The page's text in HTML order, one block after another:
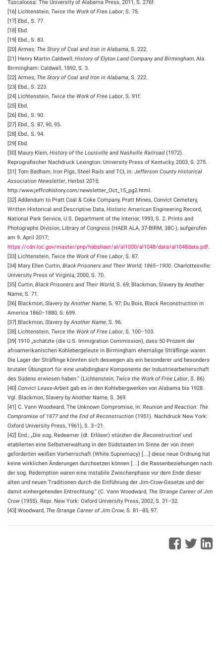
Tuscaloosa: The University of Alabama Press, 2011, S. 276f.
[16] Lichtenstein, Twice the Work of Free Labor, S. 75.
[17] Ebd., S. 77.
[18] Ebd.
[19] Ebd., S. 83.
[20] Armes, The Story of Coal and Iron in Alabama, S. 222.
[21] Henry Martin Caldwell, History of Elyton Land Company and Birmingham, Ala.
Birmingham: Caldwell, 1892, S. 3.
[22] Armes, The Story of Coal and Iron in Alabama, S. 222.
[23] Ebd., S. 223.
[24] Lichtenstein, Twice the Work of Free Labor, S. 91f.
[25] Ebd.
[26] Ebd., S. 90.
[27] Ebd., S. 87, 90, 95.
[28] Ebd., S. 94.
[29] Ebd.
[30] Maury Klein, History of the Louisville and Nashville Railroad (1972).
Reprografischer Nachdruck Lexington: University Press of Kentucky, 2003, S. 275.
[31] Tom Badham, Iron Pigs, Steel Rails and TCI, in: Jefferson County Historical
Association Newsletter, Herbst 2015;
http:/www.jeffcohistory.com/newsletter_Oct_15_pg2.html.
[32] Addendum to Pratt Coal & Coke Company, Pratt Mines, Convict Cemetery,
Written Historical and Descriptive Data, Historic American Engineering Record,
National Park Service, U.S. Department of the Interior, 1993, S. 2. Prints and
Photographs Division, Library of Congress (HAER ALA, 37-BIRM, 38C-), aufgerufen
am 9. April 2017;
https://cdn.loc.gov/master/pnp/habshaer/al/al1000/al1048/data/al1048data.pdf.
[33] Lichtenstein, Twice the Work of Free Labor, S. 87.
[34] Mary Ellen Curtin, Black Prisoners and Their World, 1865–1900. Charlottesville:
University Press of Virginia, 2000, S. 70.
[35] Curtin, Black Prisoners and Their World, S. 69; Blackmon, Slavery by Another
Name, S. 71.
[36] Blackmon, Slavery by Another Name, S. 97; Du Bois, Black Reconstruction in
America 1860–1880, S. 699.
[37] Blackmon, Slavery by Another Name, S. 96.
[38] Lichtenstein, Twice the Work of Free Labor, S. 100–103.
[39] 1910 „schätzte (die U.S. Immigration Commission), dass 50 Prozent der
afroamerikanischen Kohlebergeleute in Birmingham ehemalige Sträflinge waren.
Die Lager der Sträflinge könnten sich deswegen als ein besonderer und besonders
brutaler Übungsort für eine unabdingbare Komponente der Industriearbeiterschaft
des Südens erwiesen haben.“ (Lichtenstein, Twice the Work of Free Labor, S. 86)
[40] Convict Lease-Arbeit gab es in den Kohlebergwerken von Alabama bis 1928.
Vgl. Blackmon, Slavery by Another Name, S. 369.
[41] C. Vann Woodward, The Unknown Compromise, in: Reunion and Reaction: The
Compromise of 1877 and the End of Reconstruction (1951). Nachdruck New York:
Oxford University Press, 1961), S. 3–21.
[42] End.; „Die sog. Redeemer (dt. Erlöser) stürzten die ‚Reconstruction‘ und
etablierten eine Selbstverwaltung in den Südstaaten im Sinne der von ihnen
geforderten weißen Vorherrschaft (White Supremacy) […] diese neue Ordnung hat
keine wirklichen Änderungen durchsetzen können […] die Rassenbeziehungen nach
der sog. Redemption waren eine instabile Zwischenphase vor dem Ende dieser
alten und neuen Traditionen durch die Einführung der Jim-Crow-Gesetze und der
damit einhergehenden Entrechtung.“ (C. Vann Woodward, The Strange Career of Jim
Crow (1955). Repr. New York: Oxford University Press, 2002, S. 31–32.
[43] Woodward, The Strange Career of Jim Crow, S. 81–85, 97.